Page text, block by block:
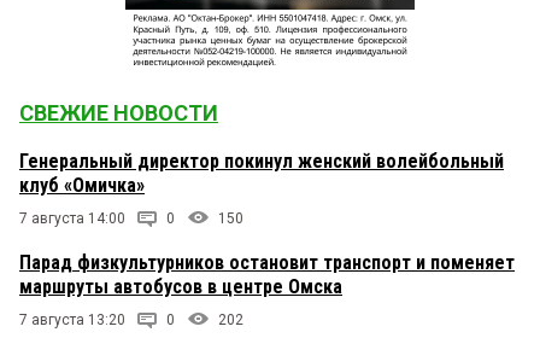
СВЕЖИЕ НОВОСТИ
Генеральный директор покинул женский волейбольный
клуб «Омичка»
7 августа 14:00 0 150
Парад физкультурников остановит транспорт и поменяет
маршруты автобусов в центре Омска
7 августа 13:20 0 202